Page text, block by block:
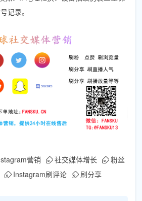
记录。
营销 社交媒体增长
粉丝
Instagram刷评论 刷分享